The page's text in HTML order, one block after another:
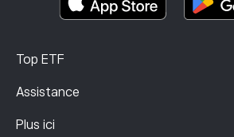
Top ETF
Assistance
Plus ici